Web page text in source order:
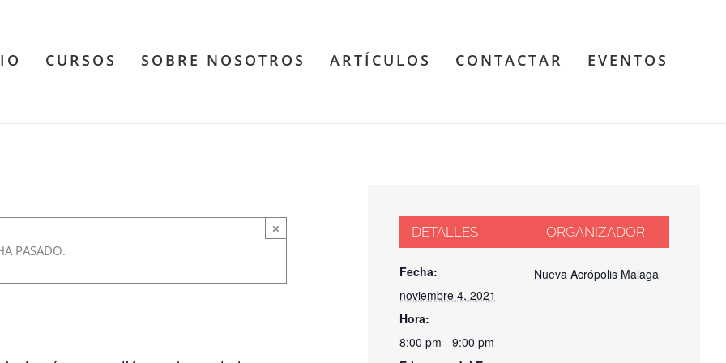
CURSOS SOBRE NOSOTROS ARTÍCULOS CONTACTAR EVENTOS
×
PASADO.
9:00 pm
DETALLES
Fecha:
noviembre 4, 2021
Hora:
8:00 pm - 9:00 pm
ORGANIZADOR
Nueva Acrópolis Malaga